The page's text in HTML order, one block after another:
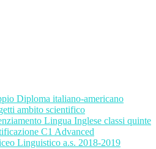
Diploma italiano-americano
ambito scientifico
Lingua Inglese classi quinte
C1 Advanced
Linguistico a.s. 2018-2019